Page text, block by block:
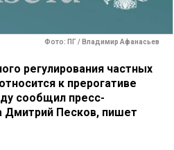
Фото: ПГ / Владимир Афанасьев
регулирования частных
к прерогативе
сообщил пресс-
Дмитрий Песков, пишет